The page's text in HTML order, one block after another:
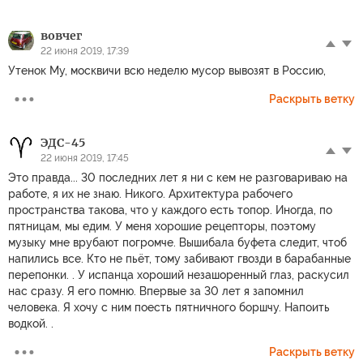
вовчег
22 июня 2019, 17:39
Утенок Му, москвичи всю неделю мусор вывозят в Россию,
Раскрыть ветку
ЭДС-45
22 июня 2019, 17:45
Это правда... 30 последних лет я ни с кем не разговариваю на
работе, я их не знаю. Никого. Архитектура рабочего
пространства такова, что у каждого есть топор. Иногда, по
пятницам, мы едим. У меня хорошие рецепторы, поэтому
музыку мне врубают погромче. Вышибала буфета следит, чтоб
напились все. Кто не пьёт, тому забивают гвозди в барабанные
перепонки. . У испанца хороший незашоренный глаз, раскусил
нас сразу. Я его помню. Впервые за 30 лет я запомнил
человека. Я хочу с ним поесть пятничного боршчу. Напоить
водкой. .
Раскрыть ветку